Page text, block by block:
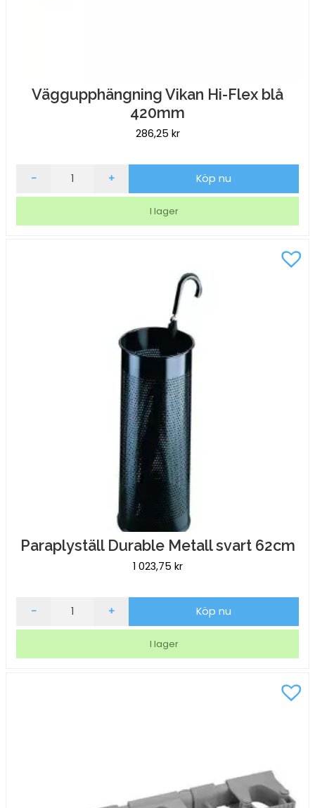
Väggupphängning Vikan Hi-Flex blå
420mm
286,25 kr
Väggupphängning
- + Köp nu
I lager
Paraplyställ Durable Metall svart 62cm
1 023,75 kr
Paraplyställ
- + Köp nu
I lager